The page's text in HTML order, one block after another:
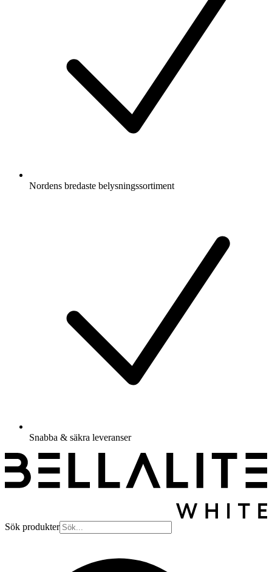
Nordens bredaste belysningssortiment
Snabba & säkra leveranser
Sök produkter